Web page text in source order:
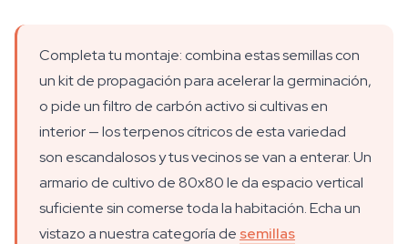
Completa tu montaje: combina estas semillas con
un kit de propagación para acelerar la germinación,
o pide un filtro de carbón activo si cultivas en
interior — los terpenos cítricos de esta variedad
son escandalosos y tus vecinos se van a enterar. Un
armario de cultivo de 80x80 le da espacio vertical
suficiente sin comerse toda la habitación. Echa un
vistazo a nuestra categoría de semillas